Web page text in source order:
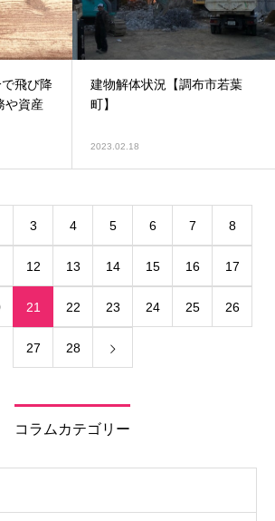
飛び降
や資産
建物解体状況【調布市若葉
町】
2023.02.18
3 4 5 6 7 8
12 13 14 15 16 17
21 22 23 24 25 26
27 28
コラムカテゴリー